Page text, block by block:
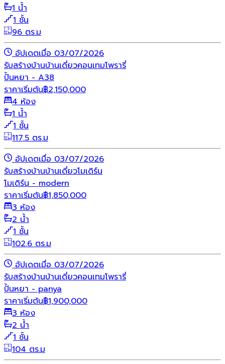
1 น้ำ
1 ชั้น
96 ตร.ม
อัปเดตเมื่อ 03/07/2026
รับสร้างบ้านบ้านเดี่ยวคอนเทมโพรารี่
ปั้นหยา - A38
ราคาเริ่มต้น฿2,150,000
4 ห้อง
1 น้ำ
1 ชั้น
117.5 ตร.ม
อัปเดตเมื่อ 03/07/2026
รับสร้างบ้านบ้านเดี่ยวโมเดิร์น
โมเดิร์น - modern
ราคาเริ่มต้น฿1,850,000
3 ห้อง
2 น้ำ
1 ชั้น
102.6 ตร.ม
อัปเดตเมื่อ 03/07/2026
รับสร้างบ้านบ้านเดี่ยวคอนเทมโพรารี่
ปั้นหยา - panya
ราคาเริ่มต้น฿1,900,000
3 ห้อง
2 น้ำ
1 ชั้น
104 ตร.ม